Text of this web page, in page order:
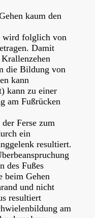
kaum den
wird folglich von
Damit
die Bildung von
kann
kann zu einer
am Fußrücken
Ferse zum
ein
resultiert.
des Fußes
beim Gehen
und nicht
resultiert
am